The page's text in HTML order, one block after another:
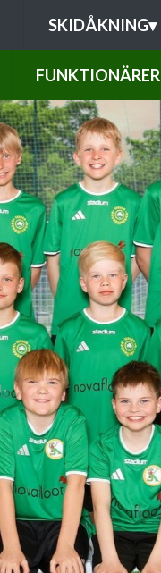
SKIDÅKNING▾
FUNKTIONÄRER